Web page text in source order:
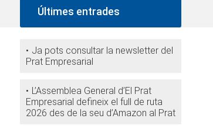
Últimes entrades
Ja pots consultar la newsletter del
Prat Empresarial
L’Assemblea General d’El Prat
Empresarial defineix el full de ruta
2026 des de la seu d’Amazon al Prat